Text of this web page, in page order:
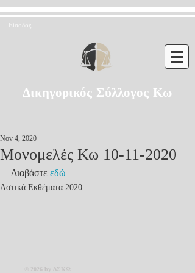
Είσοδος
Δικηγορικός Σύλλογος Κω
Μονομελές Κω 10-11-2020
Nov 4, 2020
Διαβάστε εδώ
Αστικά Εκθέματα 2020
© 2026 by ΔΣΚΩ